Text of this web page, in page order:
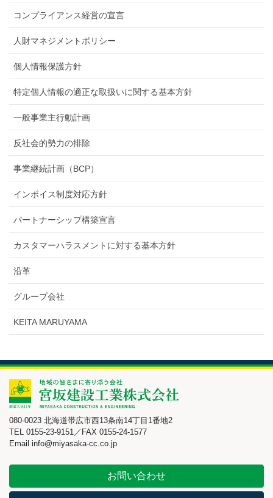
コンプライアンス経営の宣言
人財マネジメントポリシー
個人情報保護方針
特定個人情報の適正な取扱いに関する基本方針
一般事業主行動計画
反社会的勢力の排除
事業継続計画（BCP）
インボイス制度対応方針
パートナーシップ構築宣言
カスタマーハラスメントに対する基本方針
沿革
グループ会社
KEITA MARUYAMA
080-0023 北海道帯広市西13条南14丁目1番地2
TEL 0155-23-9151／FAX 0155-24-1577
Email info@miyasaka-cc.co.jp
お問い合わせ